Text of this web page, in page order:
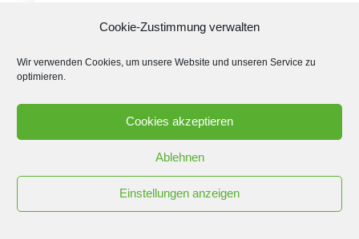
Cookie-Zustimmung verwalten
Wir verwenden Cookies, um unsere Website und unseren Service zu
optimieren.
Cookies akzeptieren
Ablehnen
Einstellungen anzeigen